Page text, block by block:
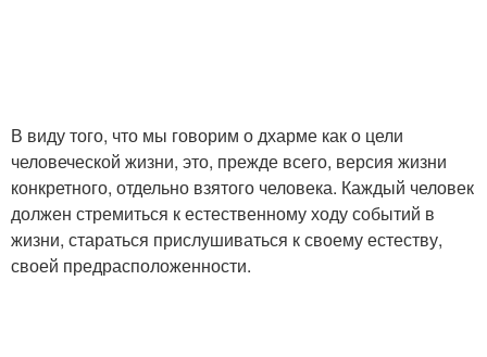
В виду того, что мы говорим о дхарме как о цели
человеческой жизни, это, прежде всего, версия жизни
конкретного, отдельно взятого человека. Каждый человек
должен стремиться к естественному ходу событий в
жизни, стараться прислушиваться к своему естеству,
своей предрасположенности.